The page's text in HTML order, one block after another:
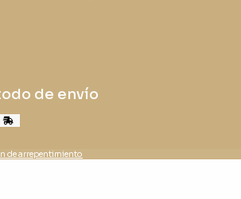
de envío
de arrepentimiento